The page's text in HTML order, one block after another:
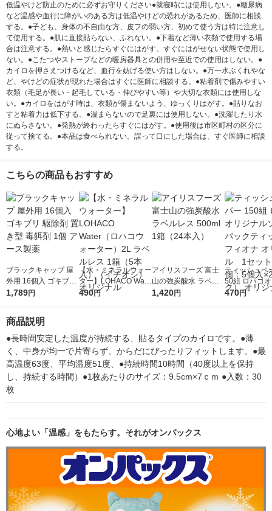
低温やけど防止のために必ずお守りください●就寝時には使用しない。●糖尿病
など温感や血行に障がいのある方は低温やけどの恐れがあるため、医師に相談
する。●子ども、身体の不自由な方、皮フの弱い方、初めて使う方は特に注意し
て使用する。●肌に直接貼らない、ふれない。●下着など薄い衣類で使用する場
合は注意する。●熱いと感じたらすぐにはがす。すぐにはがせない状態で使用し
ない。●こたつやストーブなどの暖房器具との併用や至近での使用はしない。●
カイロを押さえつけるなど、血行を妨げる使い方はしない。●万一水ぶくれやな
ど、やけどの症状が現れた場合はすぐに医師に相談する。●粘着剤で傷みやすい
衣類（毛足が長い・起毛している・伸びやすい等）や大切な衣類には使用しな
い。●カイロをはがす時は、衣類が傷まないよう、ゆっくりはがす。●貼りなお
すと粘着力は低下する。●温まらないので足裏には使用しない。●洗濯したり水
にぬらさない。●発熱が終わったらすぐにはがす。●使用後は市区町村の区分に
従って捨てる。●本品は食べられない。誤って口にした場合は、すぐ医師に相談
する。
こちらの商品もおすすめ
ブラックキャップ 屋
外用 16個入 ゴキブリ
駆除剤 置き型 毒餌剤
1,789円
【水・ミネラルウォー
ター】LOHACO Wate
r（ロハコウォータ
490円
アイリスフーズ 富士
山の強炭酸水 ラベル
レス 500ml 1箱（24
1,420円
ティッシュペ
50組 ロハコ
ルソフトパッ
オリジナル
470円
商品説明
●長時間安定した温度が持続する、貼るタイプのカイロです。●薄
く、中身が均一で片寄らず、からだにぴったりフィットします。●最
高温度63度、平均温度51度、●持続時間10時間（40度以上を保持
し、持続する時間）●1枚あたりのサイズ：9.5cm×7ｃｍ ●入数：30
枚
心地よい「温感」をもたらす。それがオンパックス